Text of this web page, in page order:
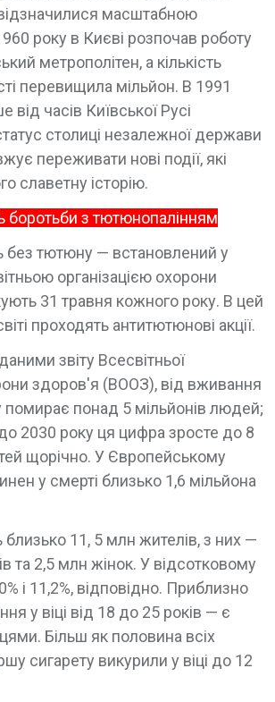
масштабною
року в Києві розпочав роботу
метрополітен, а кількість
перевищила мільйон. В 1991
від часів Київської Русі
столиці незалежної держави
переживати нові події, які
славетну історію.
боротьби з тютюнопалінням
без тютюну — встановлений у
організацією охорони
31 травня кожного року. В цей
проходять антитютюнові акції.
звіту Всесвітньої
здоров'я (ВООЗ), від вживання
понад 5 мільйонів людей;
2030 року ця цифра зросте до 8
щорічно. У Європейському
у смерті близько 1,6 мільйона
близько 11, 5 млн жителів, з них —
та 2,5 млн жінок. У відсотковому
і 11,2%, відповідно. Приблизно
у віці від 18 до 25 років — є
Більш як половина всіх
сигарету викурили у віці до 12